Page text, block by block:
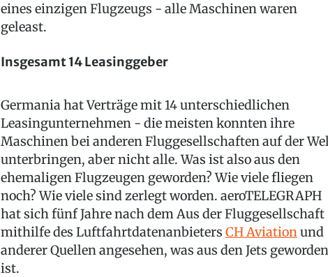
eines einzigen Flugzeugs - alle Maschinen waren
geleast.
Insgesamt 14 Leasinggeber
Germania hat Verträge mit 14 unterschiedlichen
Leasingunternehmen - die meisten konnten ihre
Maschinen bei anderen Fluggesellschaften auf der
unterbringen, aber nicht alle. Was ist also aus den
ehemaligen Flugzeugen geworden? Wie viele fliegen
noch? Wie viele sind zerlegt worden. aeroTELEGRAPH
hat sich fünf Jahre nach dem Aus der Fluggesellschaft
mithilfe des Luftfahrtdatenanbieters CH Aviationund
anderer Quellen angesehen, was aus den Jets geworden
ist.